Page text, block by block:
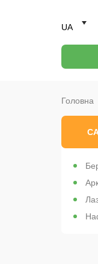
UA
Головна